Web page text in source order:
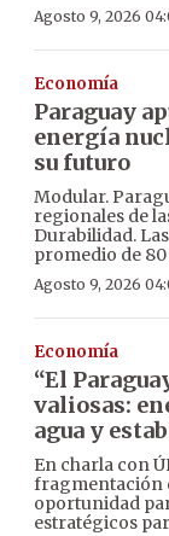
Agosto 9, 2026
Economía
Paraguay
energía
su futuro
Modular.
regionales de
Durabilidad.
promedio de
Agosto 9, 2026
Economía
“El
valiosas:
agua y
En charla con
fragmentación
oportunidad
estratégicos